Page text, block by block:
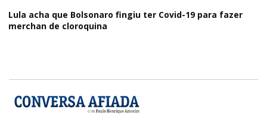
Lula acha que Bolsonaro fingiu ter Covid-19 para fazer
merchan de cloroquina